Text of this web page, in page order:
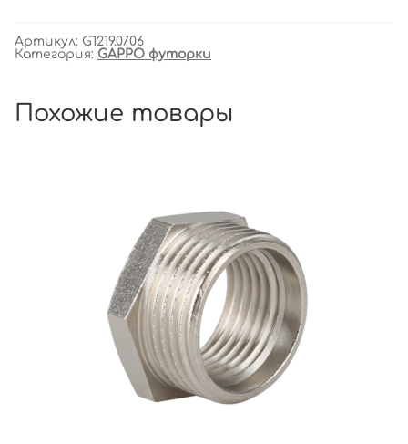
Артикул: G1219.0706
Категория: GAPPO футорки
Похожие товары